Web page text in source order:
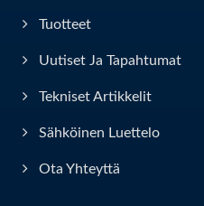
Tuotteet
Uutiset Ja Tapahtumat
Tekniset Artikkelit
Sähköinen Luettelo
Ota Yhteyttä